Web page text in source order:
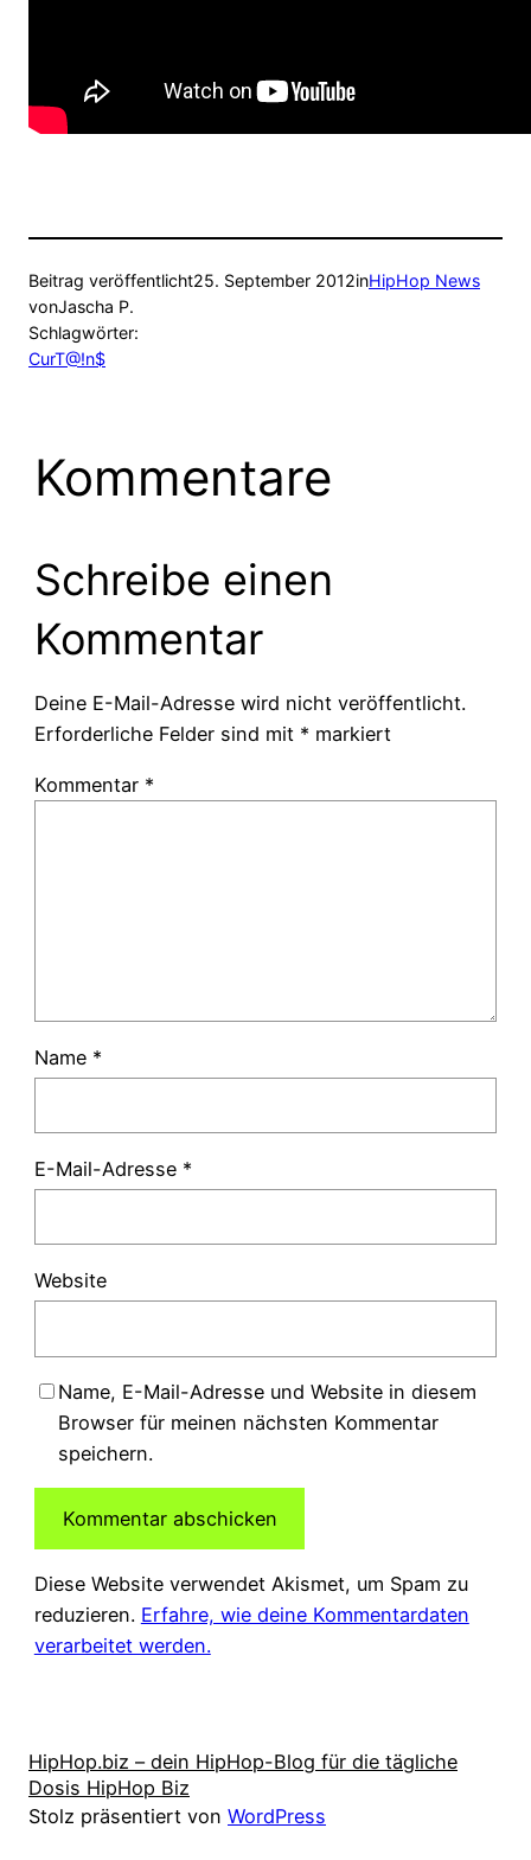
Beitrag veröffentlicht25. September 2012inHipHop News
vonJascha P.
Schlagwörter:
CurT@!n$
Kommentare
Schreibe einen
Kommentar
Deine E-Mail-Adresse wird nicht veröffentlicht.
Erforderliche Felder sind mit * markiert
Kommentar *
Name *
E-Mail-Adresse *
Website
Name, E-Mail-Adresse und Website in diesem
Browser für meinen nächsten Kommentar
speichern.
Diese Website verwendet Akismet, um Spam zu
reduzieren. Erfahre, wie deine Kommentardaten
verarbeitet werden.
HipHop.biz – dein HipHop-Blog für die tägliche
Dosis HipHop Biz
Stolz präsentiert von WordPress